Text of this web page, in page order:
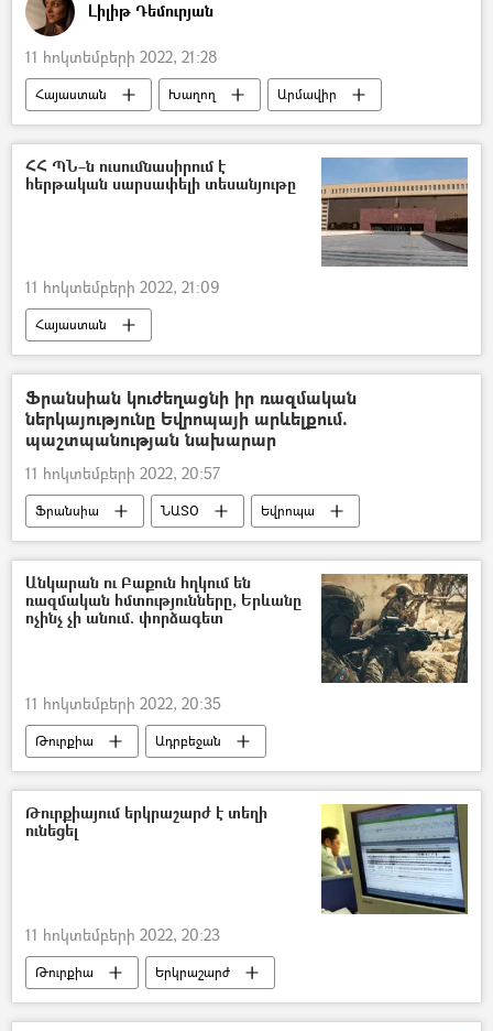
Լիլիթ Դեմուրյան
11 հոկտեմբերի 2022, 21:28
Հայաստան Խաղող
Արմավիր
Պայմանագիր
գործարար
ՀՀ ՊՆ–ն ուսումնասիրում է
հերթական սարսափելի տեսանյութը
11 հոկտեմբերի 2022, 21:09
Հայաստան
ՀՀ պաշտպանության նախարարություն (ՊՆ)
Ֆրանսիան կուժեղացնի իր ռազմական
ներկայությունը Եվրոպայի արևելքում.
պաշտպանության նախարար
11 հոկտեմբերի 2022, 20:57
Ֆրանսիա ՆԱՏՕ Եվրոպա
Անկարան ու Բաքուն հղկում են
ռազմական հմտությունները, Երևանը
ոչինչ չի անում. փորձագետ
11 հոկտեմբերի 2022, 20:35
Թուրքիա
Ադրբեջան
Զորավարժություններ
Հայաստան
Կարեն Վրթանեսյան
Թուրքիայում երկրաշարժ է տեղի
ունեցել
11 հոկտեմբերի 2022, 20:23
Թուրքիա Երկրաշարժ